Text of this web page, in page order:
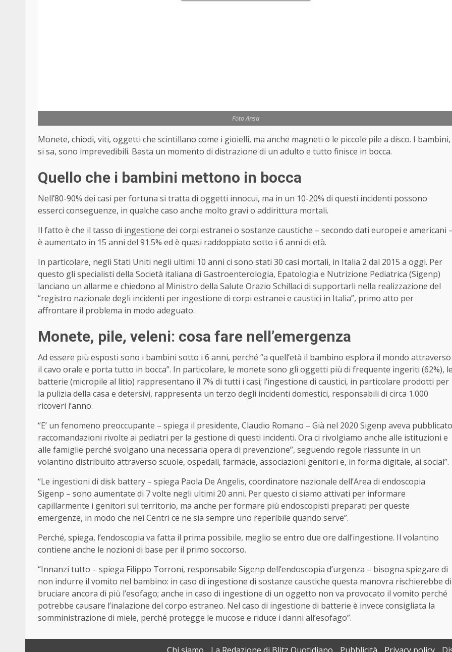
Foto Ansa
Monete, chiodi, viti, oggetti che scintillano come i gioielli, ma anche magneti o le piccole pile a disco. I bambini,
si sa, sono imprevedibili. Basta un momento di distrazione di un adulto e tutto finisce in bocca.
Quello che i bambini mettono in bocca
Nell’80-90% dei casi per fortuna si tratta di oggetti innocui, ma in un 10-20% di questi incidenti possono
esserci conseguenze, in qualche caso anche molto gravi o addirittura mortali.
Il fatto è che il tasso di ingestione dei corpi estranei o sostanze caustiche – secondo dati europei e americani –
è aumentato in 15 anni del 91.5% ed è quasi raddoppiato sotto i 6 anni di età.
In particolare, negli Stati Uniti negli ultimi 10 anni ci sono stati 30 casi mortali, in Italia 2 dal 2015 a oggi. Per
questo gli specialisti della Società italiana di Gastroenterologia, Epatologia e Nutrizione Pediatrica (Sigenp)
lanciano un allarme e chiedono al Ministro della Salute Orazio Schillaci di supportarli nella realizzazione del
“registro nazionale degli incidenti per ingestione di corpi estranei e caustici in Italia”, primo atto per
affrontare il problema in modo adeguato.
Monete, pile, veleni: cosa fare nell’emergenza
Ad essere più esposti sono i bambini sotto i 6 anni, perché “a quell’età il bambino esplora il mondo attraverso
il cavo orale e porta tutto in bocca”. In particolare, le monete sono gli oggetti più di frequente ingeriti (62%), le
batterie (micropile al litio) rappresentano il 7% di tutti i casi; l’ingestione di caustici, in particolare prodotti per
la pulizia della casa e detersivi, rappresenta un terzo degli incidenti domestici, responsabili di circa 1.000
ricoveri l’anno.
“E’ un fenomeno preoccupante – spiega il presidente, Claudio Romano – Già nel 2020 Sigenp aveva pubblicato
raccomandazioni rivolte ai pediatri per la gestione di questi incidenti. Ora ci rivolgiamo anche alle istituzioni e
alle famiglie perché svolgano una necessaria opera di prevenzione”, seguendo regole riassunte in un
volantino distribuito attraverso scuole, ospedali, farmacie, associazioni genitori e, in forma digitale, ai social”.
“Le ingestioni di disk battery – spiega Paola De Angelis, coordinatore nazionale dell’Area di endoscopia
Sigenp – sono aumentate di 7 volte negli ultimi 20 anni. Per questo ci siamo attivati per informare
capillarmente i genitori sul territorio, ma anche per formare più endoscopisti preparati per queste
emergenze, in modo che nei Centri ce ne sia sempre uno reperibile quando serve”.
Perché, spiega, l’endoscopia va fatta il prima possibile, meglio se entro due ore dall’ingestione. Il volantino
contiene anche le nozioni di base per il primo soccorso.
“Innanzi tutto – spiega Filippo Torroni, responsabile Sigenp dell’endoscopia d’urgenza – bisogna spiegare di
non indurre il vomito nel bambino: in caso di ingestione di sostanze caustiche questa manovra rischierebbe di
bruciare ancora di più l’esofago; anche in caso di ingestione di un oggetto non va provocato il vomito perché
potrebbe causare l’inalazione del corpo estraneo. Nel caso di ingestione di batterie è invece consigliata la
somministrazione di miele, perché protegge le mucose e riduce i danni all’esofago”.
Chi siamo La Redazione di Blitz Quotidiano Pubblicità Privacy policy